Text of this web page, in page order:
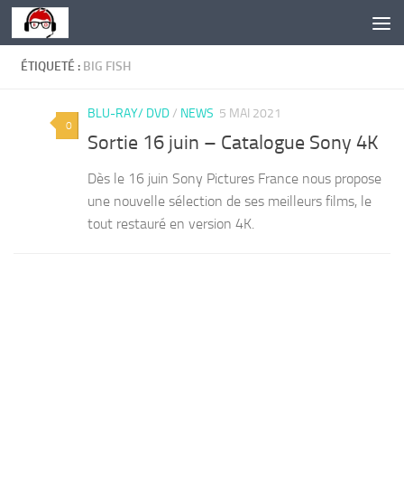
Skip to content
ÉTIQUETÉ : BIG FISH
0
BLU-RAY/ DVD/ NEWS 5 MAI 2021
Sortie 16 juin – Catalogue Sony 4K
Dès le 16 juin Sony Pictures France nous propose
une nouvelle sélection de ses meilleurs films, le
tout restauré en version 4K.